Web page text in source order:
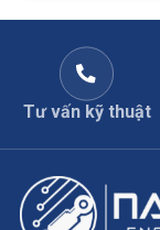
Tư vấn kỹ thuật